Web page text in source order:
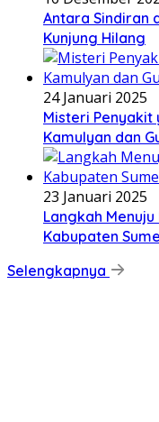
Antara Sindiran
Kunjung Hilang
24 Januari 2025
Misteri Penyakit
Kamulyan dan
23 Januari 2025
Langkah
Kabupaten
Selengkapnya